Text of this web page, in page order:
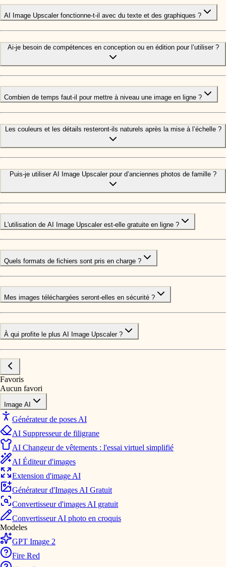
AI Image Upscaler fonctionne-t-il avec du texte et des graphiques ?
Ai-je besoin de compétences en conception ou en édition pour l’utiliser ?
Combien de temps faut-il pour mettre à niveau une image en ligne ?
Les couleurs et les détails resteront-ils naturels après la mise à l’échelle ?
Puis-je utiliser AI Image Upscaler pour d’anciennes photos de famille ?
L'utilisation de AI Image Upscaler est-elle gratuite en ligne ?
Quels formats de fichiers sont pris en charge ?
Mes images téléchargées seront-elles en sécurité ?
À qui profite le plus AI Image Upscaler ?
Favoris
Aucun favori
Image AI
Générateur de poses AI
AI Suppresseur de filigrane
AI Changeur de vêtements : l'essai virtuel simplifié
AI Éditeur d'images
Extension d'image AI
Générateur d'Images AI Gratuit
Convertisseur d'images AI gratuit
Convertisseur AI photo en croquis
Modeles
GPT Image 2
Fire Red